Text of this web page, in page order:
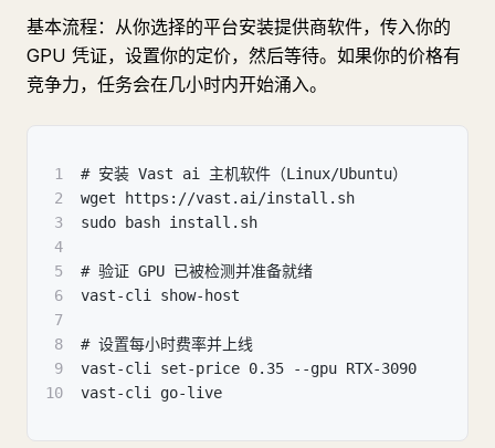
基本流程：从你选择的平台安装提供商软件，传入你的
GPU 凭证，设置你的定价，然后等待。如果你的价格有
竞争力，任务会在几小时内开始涌入。
1
# 安装 Vast ai 主机软件（Linux/Ubuntu）
2
wget https://vast.ai/install.sh
3
sudo bash install.sh
4
5
# 验证 GPU 已被检测并准备就绪
6
vast-cli show-host
7
8
# 设置每小时费率并上线
9
vast-cli set-price 0.35 --gpu RTX-3090
10
vast-cli go-live